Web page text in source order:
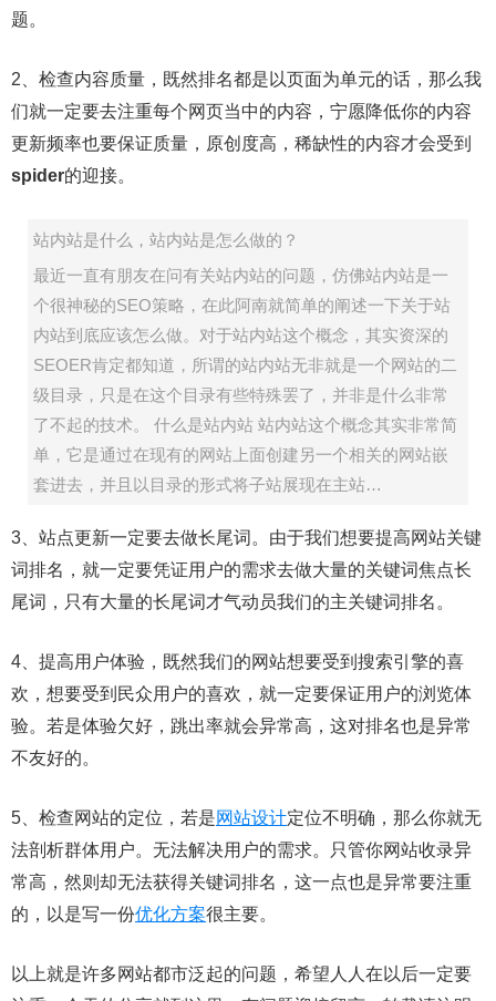
题。
2、检查内容质量，既然排名都是以页面为单元的话，那么我
们就一定要去注重每个网页当中的内容，宁愿降低你的内容
更新频率也要保证质量，原创度高，稀缺性的内容才会受到
spider的迎接。
站内站是什么，站内站是怎么做的？
最近一直有朋友在问有关站内站的问题，仿佛站内站是一
个很神秘的SEO策略，在此阿南就简单的阐述一下关于站
内站到底应该怎么做。对于站内站这个概念，其实资深的
SEOER肯定都知道，所谓的站内站无非就是一个网站的二
级目录，只是在这个目录有些特殊罢了，并非是什么非常
了不起的技术。 什么是站内站 站内站这个概念其实非常简
单，它是通过在现有的网站上面创建另一个相关的网站嵌
套进去，并且以目录的形式将子站展现在主站…
3、站点更新一定要去做长尾词。由于我们想要提高网站关键
词排名，就一定要凭证用户的需求去做大量的关键词焦点长
尾词，只有大量的长尾词才气动员我们的主关键词排名。
4、提高用户体验，既然我们的网站想要受到搜索引擎的喜
欢，想要受到民众用户的喜欢，就一定要保证用户的浏览体
验。若是体验欠好，跳出率就会异常高，这对排名也是异常
不友好的。
5、检查网站的定位，若是网站设计定位不明确，那么你就无
法剖析群体用户。无法解决用户的需求。只管你网站收录异
常高，然则却无法获得关键词排名，这一点也是异常要注重
的，以是写一份优化方案很主要。
以上就是许多网站都市泛起的问题，希望人人在以后一定要